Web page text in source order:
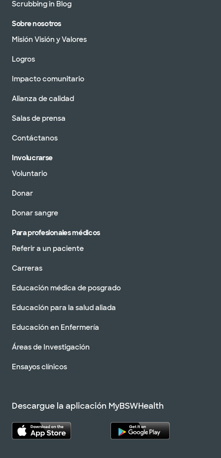
Scrubbing in Blog
Sobre nosotros
Misión Visión y Valores
Logros
Impacto comunitario
Alianza de calidad
Salas de prensa
Contáctanos
Involucrarse
Voluntario
Donar
Donar sangre
Para profesionales médicos
Referir a un paciente
Carreras
Educación médica de posgrado
Educación para la salud aliada
Educación en Enfermería
Áreas de Investigación
Ensayos clínicos
Descargue la aplicación MyBSWHealth